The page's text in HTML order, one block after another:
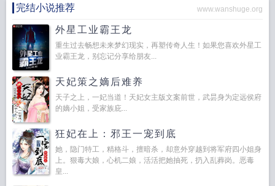
完结小说推荐 www.wanshuge.org
外星工业霸王龙
重生过去畅想未来梦幻现实，再塑传奇人生！如果您喜欢外星工
业霸王龙，别忘记分享给朋友...
天妃策之嫡后难养
天子之上，一妃当道！天妃女主版文案前世，武昙身为定远侯府
的嫡小姐，受家族庇...
狂妃在上：邪王一宠到底
她，隐门特工，精格斗，擅暗杀，却意外穿越到将军府四小姐身
上。狠毒大娘，心机二娘，活活把她抽死，扔入乱葬岗。恶毒
皇...